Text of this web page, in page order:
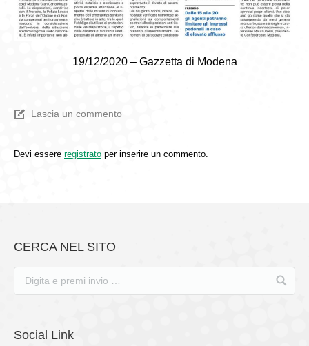
19/12/2020 – Gazzetta di Modena
Lascia un commento
Devi essere registrato per inserire un commento.
CERCA NEL SITO
Social Link